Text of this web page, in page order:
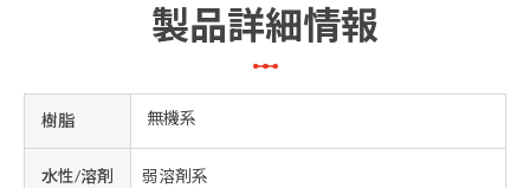
製品詳細情報
樹脂 無機系
水性/溶剤 弱溶剤系